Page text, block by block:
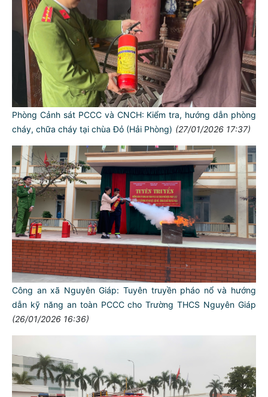
Phòng Cảnh sát PCCC và CNCH: Kiểm tra, hướng dẫn phòng
cháy, chữa cháy tại chùa Đỏ (Hải Phòng) (27/01/2026 17:37)
Công an xã Nguyên Giáp: Tuyên truyền pháo nổ và hướng
dẫn kỹ năng an toàn PCCC cho Trường THCS Nguyên Giáp
(26/01/2026 16:36)